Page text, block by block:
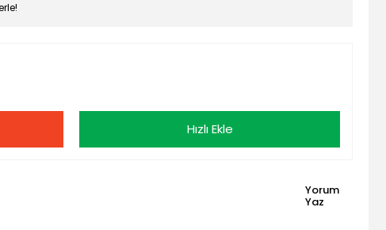
Hızlı Ekle
Yorum
Yaz